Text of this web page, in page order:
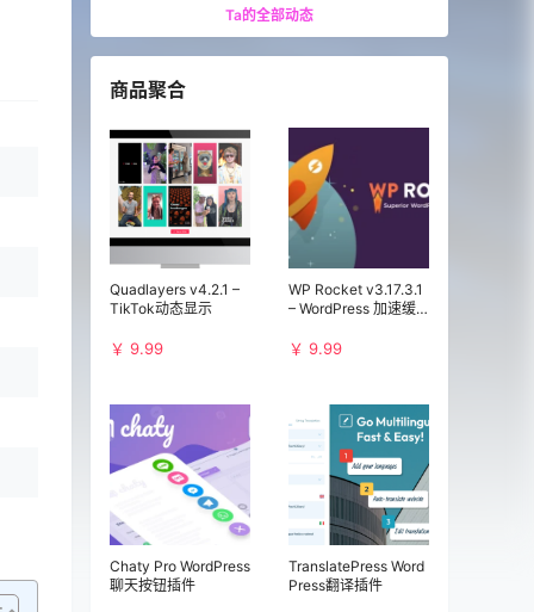
Ta的全部动态
商品聚合
Quadlayers v4.2.1 –
TikTok动态显示
￥ 9.99
WP Rocket v3.17.3.1
– WordPress 加速缓
￥ 9.99
Chaty Pro WordPress
聊天按钮插件
TranslatePress Word
Press翻译插件